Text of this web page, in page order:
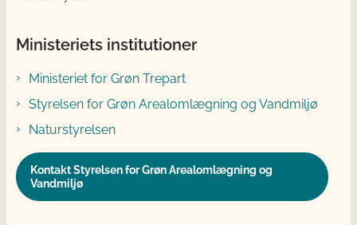
Ministeriets institutioner
Ministeriet for Grøn Trepart
Styrelsen for Grøn Arealomlægning og Vandmiljø
Naturstyrelsen
Kontakt Styrelsen for Grøn Arealomlægning og
Vandmiljø